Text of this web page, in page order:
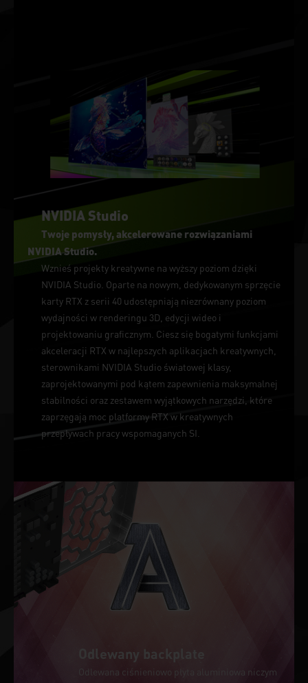
NVIDIA Studio
Twoje pomysły, akcelerowane rozwiązaniami
NVIDIA Studio.
Wznieś projekty kreatywne na wyższy poziom dzięki
NVIDIA Studio. Oparte na nowym, dedykowanym sprzęcie
karty RTX z serii 40 udostępniają niezrównany poziom
wydajności w renderingu 3D, edycji wideo i
projektowaniu graficznym. Ciesz się bogatymi funkcjami
akceleracji RTX w najlepszych aplikacjach kreatywnych,
sterownikami NVIDIA Studio światowej klasy,
zaprojektowanymi pod kątem zapewnienia maksymalnej
stabilności oraz zestawem wyjątkowych narzędzi, które
zaprzęgają moc platformy RTX w kreatywnych
przepływach pracy wspomaganych SI.
Odlewany backplate
Odlewana ciśnieniowo płyta aluminiowa niczym